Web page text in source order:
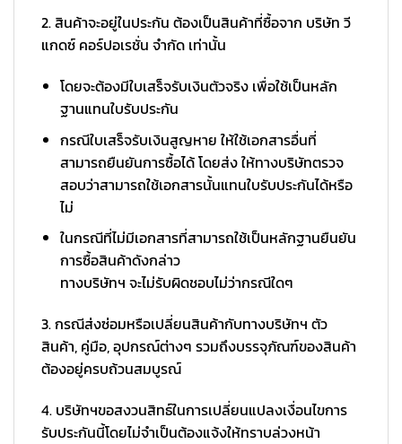
2. สินค้าจะอยู่ในประกัน ต้องเป็นสินค้าที่ซื้อจาก บริษัท วี
แกดซ์ คอร์ปอเรชั่น จำกัด เท่านั้น
โดยจะต้องมีใบเสร็จรับเงินตัวจริง เพื่อใช้เป็นหลัก
ฐานแทนใบรับประกัน
กรณีใบเสร็จรับเงินสูญหาย ให้ใช้เอกสารอื่นที่
สามารถยืนยันการซื้อได้ โดยส่ง ให้ทางบริษัทตรวจ
สอบว่าสามารถใช้เอกสารนั้นแทนใบรับประกันได้หรือ
ไม่
ในกรณีที่ไม่มีเอกสารที่สามารถใช้เป็นหลักฐานยืนยัน
การซื้อสินค้าดังกล่าว
ทางบริษัทฯ จะไม่รับผิดชอบไม่ว่ากรณีใดๆ
3. กรณีส่งซ่อมหรือเปลี่ยนสินค้ากับทางบริษัทฯ ตัว
สินค้า, คู่มือ, อุปกรณ์ต่างๆ รวมถึงบรรจุภัณฑ์ของสินค้า
ต้องอยู่ครบถ้วนสมบูรณ์
4. บริษัทฯขอสงวนสิทธ์ในการเปลี่ยนแปลงเงื่อนไขการ
รับประกันนี้โดยไม่จำเป็นต้องแจ้งให้ทราบล่วงหน้า